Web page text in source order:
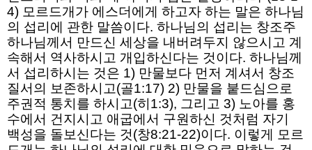
4) 모르드개가 에스더에게 하고자 하는 말은 하나님
의 섭리에 관한 말씀이다. 하나님의 섭리는 창조주
하나님께서 만드신 세상을 내버려두지 않으시고 계
속해서 역사하시고 개입하신다는 것이다. 하나님께
서 섭리하시는 것은 1) 만물보다 먼저 계셔서 창조
질서의 보존하시고(골1:17) 2) 만물을 붙드심으로
주권적 통치를 하시고(히1:3), 그리고 3) 노아를 홍
수에서 건지시고 애굽에서 구원하신 것처럼 자기
백성을 돌보신다는 것(창8:21-22)이다. 이렇게 모르